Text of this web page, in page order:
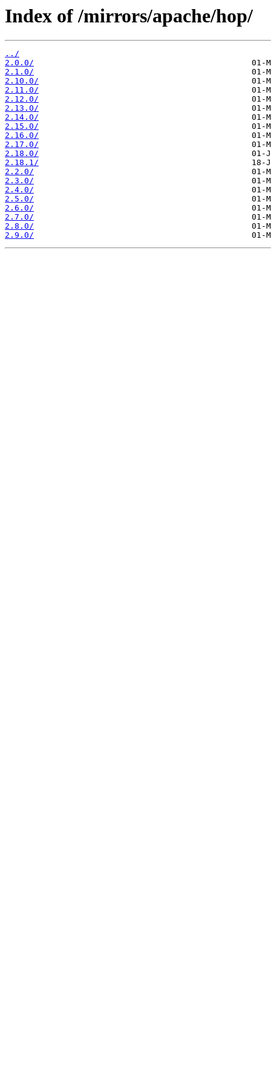
Index of /mirrors/apache/hop/
../
2.0.0/
2.1.0/
2.10.0/
2.11.0/
2.12.0/
2.13.0/
2.14.0/
2.15.0/
2.16.0/
2.17.0/
2.18.0/
2.18.1/
2.2.0/
2.3.0/
2.4.0/
2.5.0/
2.6.0/
2.7.0/
2.8.0/
2.9.0/